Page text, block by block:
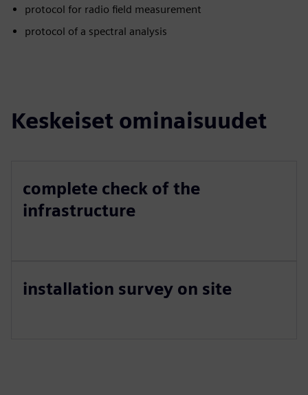
protocol for radio field measurement
protocol of a spectral analysis
Keskeiset ominaisuudet
complete check of the
infrastructure
installation survey on site